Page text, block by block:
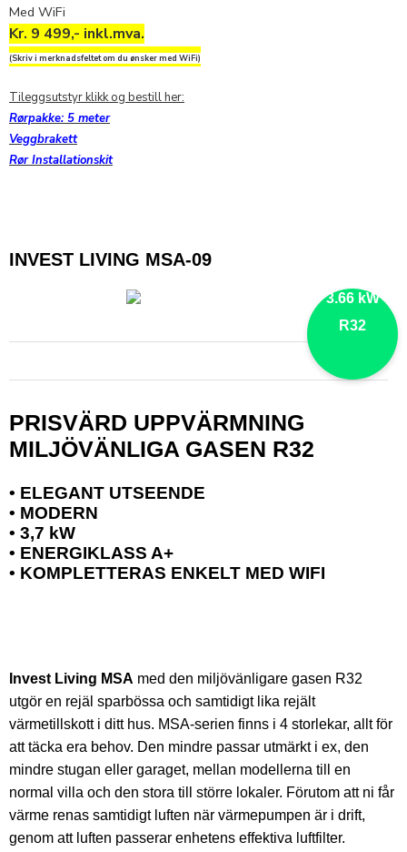
Med WiFi
Kr. 9 499,- inkl.mva.
(Skriv i merknadsfeltet om du ønsker med WiFi)
Tileggsutstyr klikk og bestill her:
Rørpakke: 5 meter
Veggbrakett
Rør Installationskit
INVEST LIVING MSA-09
3.66 kW
R32
PRISVÄRD UPPVÄRMNING
MILJÖVÄNLIGA GASEN R32
• ELEGANT UTSEENDE
• MODERN
• 3,7 kW
• ENERGIKLASS A+
• KOMPLETTERAS ENKELT MED WIFI
Invest Living MSA med den miljövänligare gasen R32
utgör en rejäl sparbössa och samtidigt lika rejält
värmetillskott i ditt hus. MSA-serien finns i 4 storlekar, allt för
att täcka era behov. Den mindre passar utmärkt i ex, den
mindre stugan eller garaget, mellan modellerna till en
normal villa och den stora till större lokaler. Förutom att ni får
värme renas samtidigt luften när värmepumpen är i drift,
genom att luften passerar enhetens effektiva luftfilter.